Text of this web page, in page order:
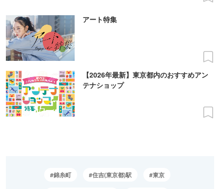
アート特集
【2026年最新】東京都内のおすすめアン
テナショップ
錦糸町 住吉(東京都)駅 東京